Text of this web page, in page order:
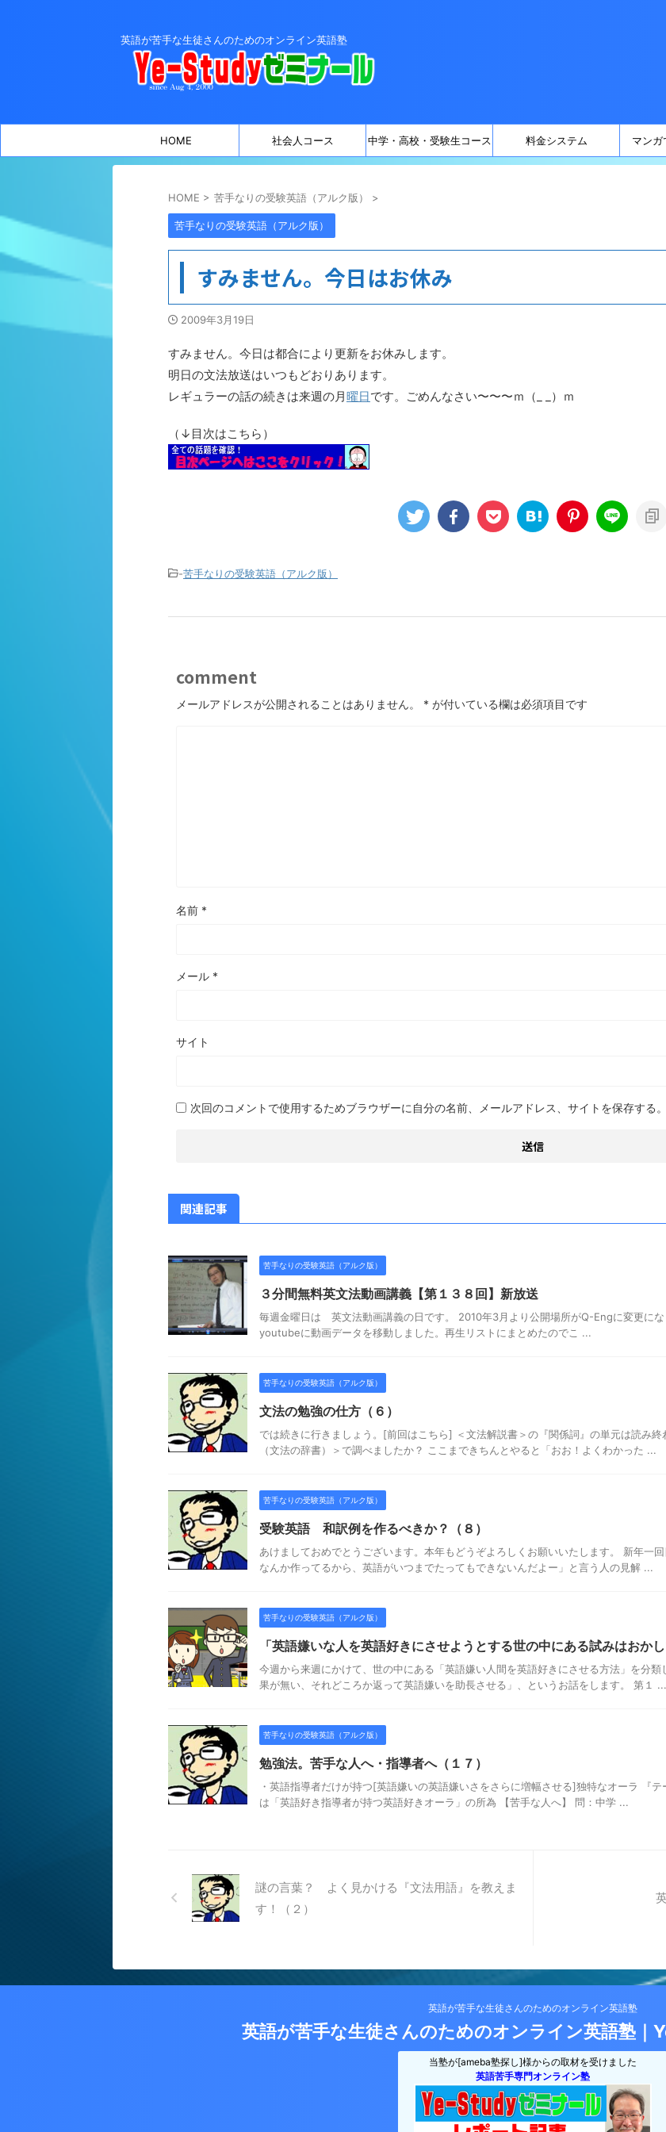
英語が苦手な生徒さんのためのオンライン英語塾
HOME 社会人コース 中学・高校・受験生コース 料金システム マンガ
HOME > 苦手なりの受験英語（アルク版） >
苦手なりの受験英語（アルク版）
すみません。今日はお休み
2009年3月19日
すみません。今日は都合により更新をお休みします。
明日の文法放送はいつもどおりあります。
レギュラーの話の続きは来週の月曜日です。ごめんなさい〜〜〜ｍ（_ _）ｍ
（↓目次はこちら）
-苦手なりの受験英語（アルク版）
comment
メールアドレスが公開されることはありません。 * が付いている欄は必須項目です
名前 *
メール *
サイト
次回のコメントで使用するためブラウザーに自分の名前、メールアドレス、サイトを保存する。
関連記事
苦手なりの受験英語（アルク版）
３分間無料英文法動画講義【第１３８回】新放送
毎週金曜日は 英文法動画講義の日です。 2010年3月より公開場所がQ-Engに変更に
youtubeに動画データを移動しました。再生リストにまとめたのでこ ...
苦手なりの受験英語（アルク版）
文法の勉強の仕方（６）
では続きに行きましょう。[前回はこちら] ＜文法解説書＞の『関係詞』の単元は読み
（文法の辞書）＞で調べましたか？ ここまできちんとやると「おお！よくわかった ...
苦手なりの受験英語（アルク版）
受験英語 和訳例を作るべきか？（８）
あけましておめでとうございます。本年もどうぞよろしくお願いいたします。 新年一
なんか作ってるから、英語がいつまでたってもできないんだよー」と言う人の見解 ...
苦手なりの受験英語（アルク版）
「英語嫌いな人を英語好きにさせようとする世の中にある試みはおか
今週から来週にかけて、世の中にある「英語嫌い人間を英語好きにさせる方法」を分
果が無い、それどころか返って英語嫌いを助長させる」、というお話をします。 第１ ...
苦手なりの受験英語（アルク版）
勉強法。苦手な人へ・指導者へ（１７）
・英語指導者だけが持つ[英語嫌いの英語嫌いさをさらに増幅させる]独特なオーラ 『
は「英語好き指導者が持つ英語好きオーラ」の所為 【苦手な人へ】 問：中学 ...
謎の言葉？ よく見かける『文法用語』を教えま
す！（２）
英語が苦手な生徒さんのためのオンライン英語塾
英語が苦手な生徒さんのためのオンライン英語塾
当塾が[ameba塾探し]様からの取材を受けました
英語苦手専門オンライン塾